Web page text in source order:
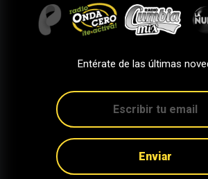
Entérate de las últimas
Enviar